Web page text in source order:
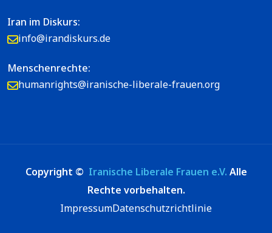
Iran im Diskurs:
info@irandiskurs.de
Menschenrechte:
humanrights@iranische-liberale-frauen.org
Copyright © Iranische Liberale Frauen e.V. Alle
Rechte vorbehalten.
ImpressumDatenschutzrichtlinie